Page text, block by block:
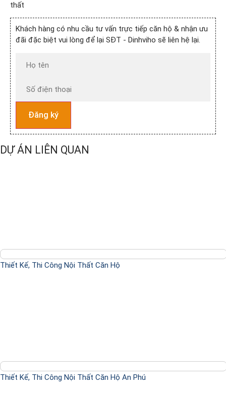
thất
Khách hàng có nhu cầu tư vấn trực tiếp căn hộ & nhận ưu
đãi đặc biệt vui lòng để lại SĐT - Dinhviho sẽ liên hệ lại.
Đăng ký
DỰ ÁN LIÊN QUAN
Thiết Kế, Thi Công Nội Thất Căn Hộ
Thiết Kế, Thi Công Nội Thất Căn Hộ An Phú